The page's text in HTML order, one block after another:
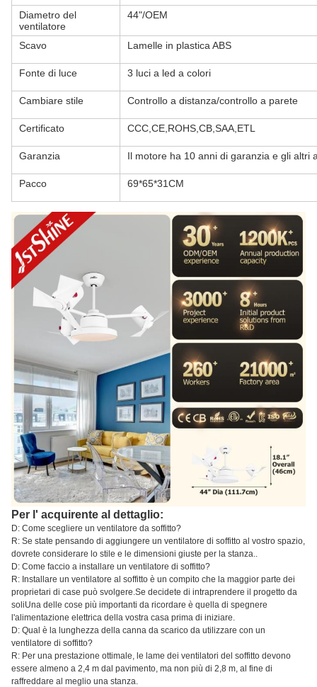
Diametro del
ventilatore
44"/OEM
Scavo Lamelle in plastica ABS
Fonte di luce 3 luci a led a colori
Cambiare stile Controllo a distanza/controllo a parete
Certificato CCC,CE,ROHS,CB,SAA,ETL
Garanzia Il motore ha 10 anni di garanzia e gli altri
Pacco 69*65*31CM
Per l' acquirente al dettaglio:
D: Come scegliere un ventilatore da soffitto?
R: Se state pensando di aggiungere un ventilatore di soffitto al vostro spazio,
dovrete considerare lo stile e le dimensioni giuste per la stanza..
D: Come faccio a installare un ventilatore di soffitto?
R: Installare un ventilatore al soffitto è un compito che la maggior parte dei
proprietari di case può svolgere.Se decidete di intraprendere il progetto da
soliUna delle cose più importanti da ricordare è quella di spegnere
l'alimentazione elettrica della vostra casa prima di iniziare.
D: Qual è la lunghezza della canna da scarico da utilizzare con un
ventilatore di soffitto?
R: Per una prestazione ottimale, le lame dei ventilatori del soffitto devono
essere almeno a 2,4 m dal pavimento, ma non più di 2,8 m, al fine di
raffreddare al meglio una stanza.